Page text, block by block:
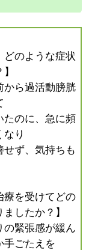
どのような症状
から過活動膀胱
たのに、急に頻
なり
せず、気持ちも
療を受けてどの
したか？】
の緊張感が緩ん
手ごたえを